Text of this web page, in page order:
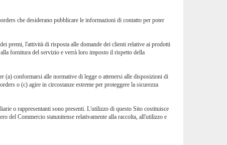
che desiderano pubblicare le informazioni di contatto per poter
premi, l'attività di risposta alle domande dei clienti relative ai prodotti
fornitura del servizio e verrà loro imposto il rispetto della
(a) conformarsi alle normative di legge o attenersi alle disposizioni di
o (c) agire in circostanze estreme per proteggere la sicurezza
o rappresentanti sono presenti. L'utilizzo di questo Sito costituisce
del Commercio statunitense relativamente alla raccolta, all'utilizzo e